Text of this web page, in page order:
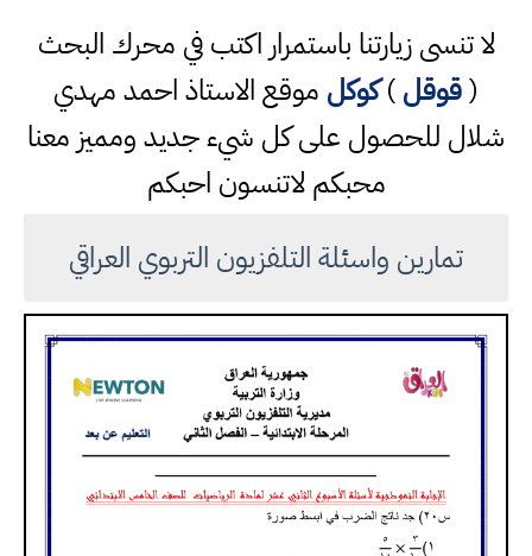
لا تنسى زيارتنا باستمرار اكتب في محرك البحث
(قوقل)كوكل موقع الاستاذ احمد مهدي
شلال للحصول على كل شيء جديد ومميز معنا
محبكم لاتنسون احبكم
تمارين واسئلة التلفزيون التربوي العراقي